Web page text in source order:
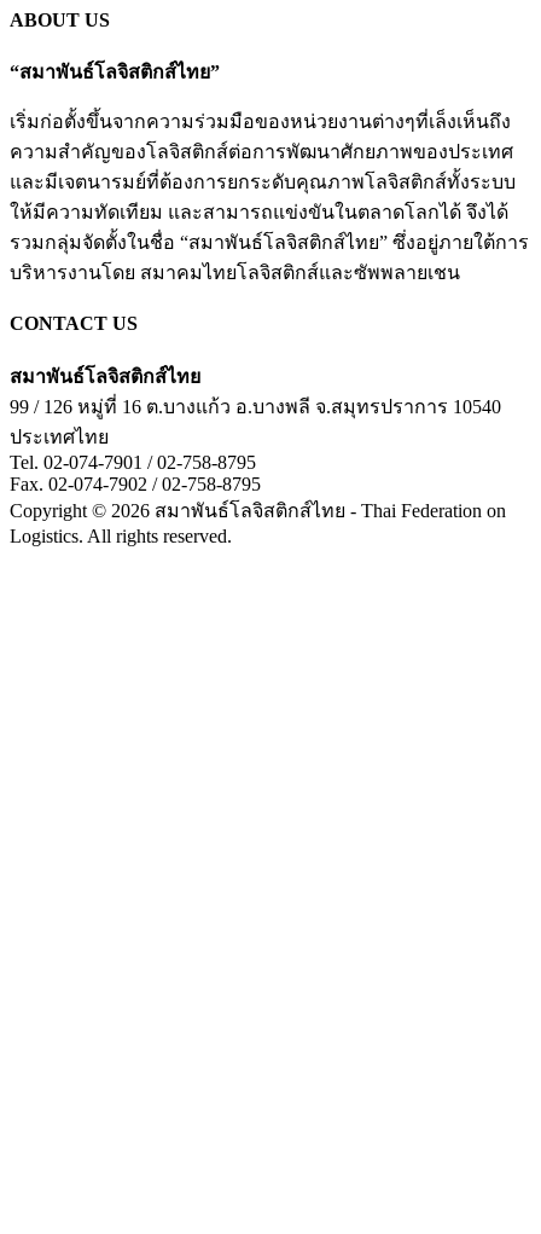
ABOUT US
“สมาพันธ์โลจิสติกส์ไทย”
เริ่มก่อตั้งขึ้นจากความร่วมมือของหน่วยงานต่างๆที่เล็งเห็นถึง
ความสำคัญของโลจิสติกส์ต่อการพัฒนาศักยภาพของประเทศ
และมีเจตนารมย์ที่ต้องการยกระดับคุณภาพโลจิสติกส์ทั้งระบบ
ให้มีความทัดเทียม และสามารถแข่งขันในตลาดโลกได้ จึงได้
รวมกลุ่มจัดตั้งในชื่อ “สมาพันธ์โลจิสติกส์ไทย” ซึ่งอยู่ภายใต้การ
บริหารงานโดย สมาคมไทยโลจิสติกส์และซัพพลายเชน
CONTACT US
สมาพันธ์โลจิสติกส์ไทย
99 / 126 หมู่ที่ 16 ต.บางแก้ว อ.บางพลี จ.สมุทรปราการ 10540
ประเทศไทย
Tel. 02-074-7901 / 02-758-8795
Fax. 02-074-7902 / 02-758-8795
Copyright © 2026 สมาพันธ์โลจิสติกส์ไทย - Thai Federation on
Logistics. All rights reserved.